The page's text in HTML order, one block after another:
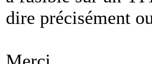
dire précisément